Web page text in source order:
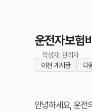
운전자보험
작성자: 관리자
이전 게시글
다
안녕하세요, 운전